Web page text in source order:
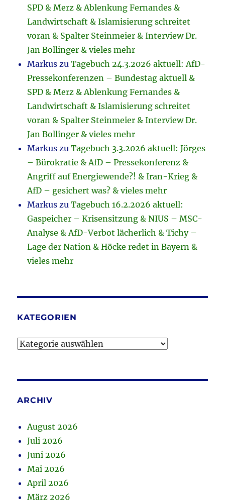
SPD & Merz & Ablenkung Fernandes &
Landwirtschaft & Islamisierung schreitet
voran & Spalter Steinmeier & Interview Dr.
Jan Bollinger & vieles mehr
Markus zuTagebuch 24.3.2026 aktuell: AfD-
Pressekonferenzen – Bundestag aktuell &
SPD & Merz & Ablenkung Fernandes &
Landwirtschaft & Islamisierung schreitet
voran & Spalter Steinmeier & Interview Dr.
Jan Bollinger & vieles mehr
Markus zuTagebuch 3.3.2026 aktuell: Jörges
– Bürokratie & AfD – Pressekonferenz &
Angriff auf Energiewende?! & Iran-Krieg &
AfD – gesichert was? & vieles mehr
Markus zuTagebuch 16.2.2026 aktuell:
Gaspeicher – Krisensitzung & NIUS – MSC-
Analyse & AfD-Verbot lächerlich & Tichy –
Lage der Nation & Höcke redet in Bayern &
vieles mehr
KATEGORIEN
Kategorien
ARCHIV
August 2026
Juli 2026
Juni 2026
Mai 2026
April 2026
März 2026